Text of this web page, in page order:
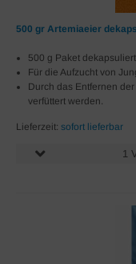
500 gr Artemiaeier
500 g Paket
Für die Aufzucht von
Durch das Entfernen
verfüttert werden.
Lieferzeit: sofort lieferbar
1